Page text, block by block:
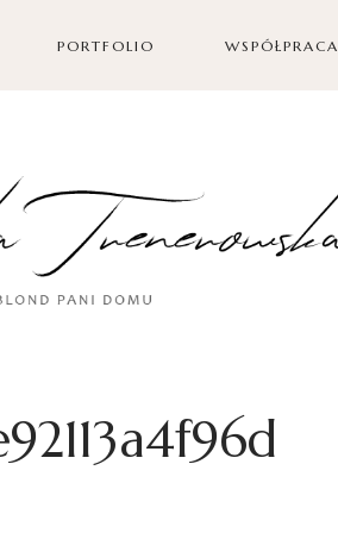
PORTFOLIO WSPÓŁPRACA